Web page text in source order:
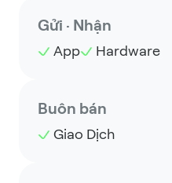
Gửi · Nhận
App Hardware
Buôn bán
Giao Dịch